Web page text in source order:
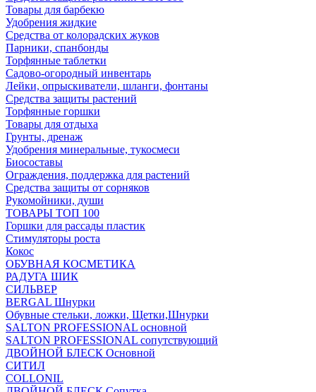
Товары для барбекю
Удобрения жидкие
Средства от колорадских жуков
Парники, спанбонды
Торфянные таблетки
Садово-огородный инвентарь
Лейки, опрыскиватели, шланги, фонтаны
Средства защиты растений
Торфянные горшки
Товары для отдыха
Грунты, дренаж
Удобрения минеральные, тукосмеси
Биосоставы
Ограждения, поддержка для растений
Средства защиты от сорняков
Рукомойники, души
ТОВАРЫ ТОП 100
Горшки для рассады пластик
Стимуляторы роста
Кокос
ОБУВНАЯ КОСМЕТИКА
РАДУГА ШИК
СИЛЬВЕР
BERGAL Шнурки
Обувные стельки, ложки, Щетки,Шнурки
SALTON PROFESSIONAL основной
SALTON PROFESSIONAL сопутствующий
ДВОЙНОЙ БЛЕСК Основной
СИТИЛ
COLLONIL